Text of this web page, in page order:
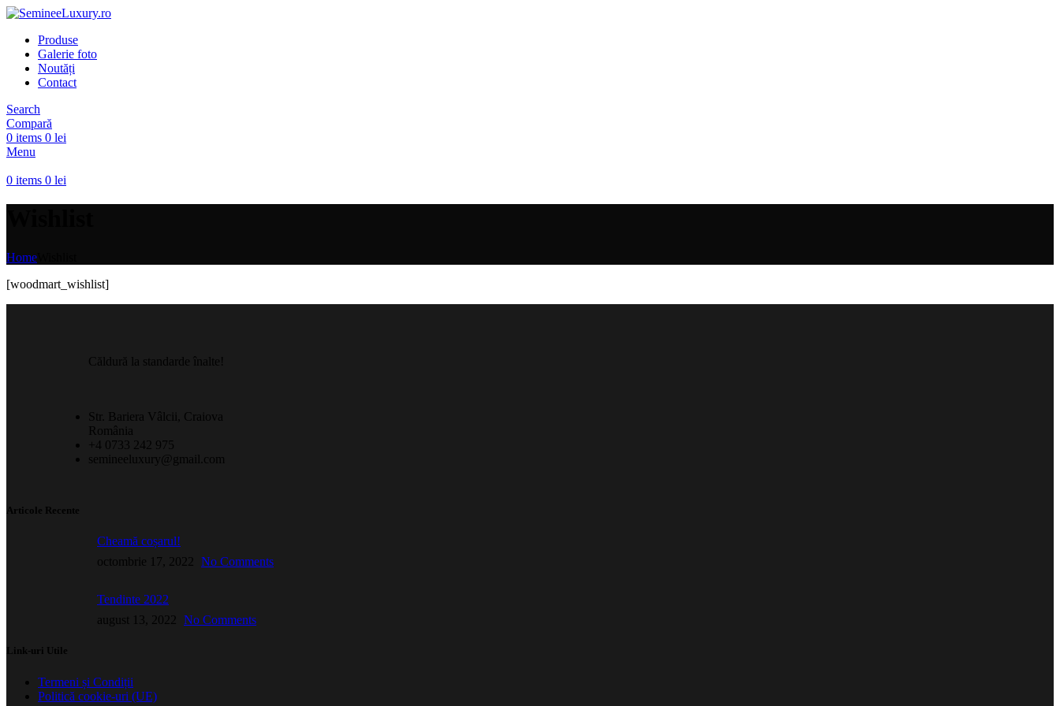
Produse
Galerie foto
Noutăți
Contact
Search
Compară
0 items 0 lei
Menu
0 items 0 lei
Home
[woodmart_wishlist]
Căldură la standarde înalte!
Str. Bariera Vâlcii, Craiova
România
+4 0733 242 975
semineeluxury@gmail.com
Articole Recente
Cheamă coșarul!
octombrie 17, 2022
No Comments
Tendinte 2022
august 13, 2022
No Comments
Link-uri Utile
Termeni și Condiții
Politică cookie-uri (UE)